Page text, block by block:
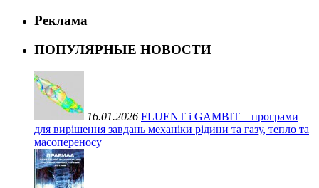
Реклама
ПОПУЛЯРНЫЕ НОВОСТИ
16.01.2026 FLUENT і GAMBIT – програми
для вирішення завдань механіки рідини та газу, тепло та
масопереносу